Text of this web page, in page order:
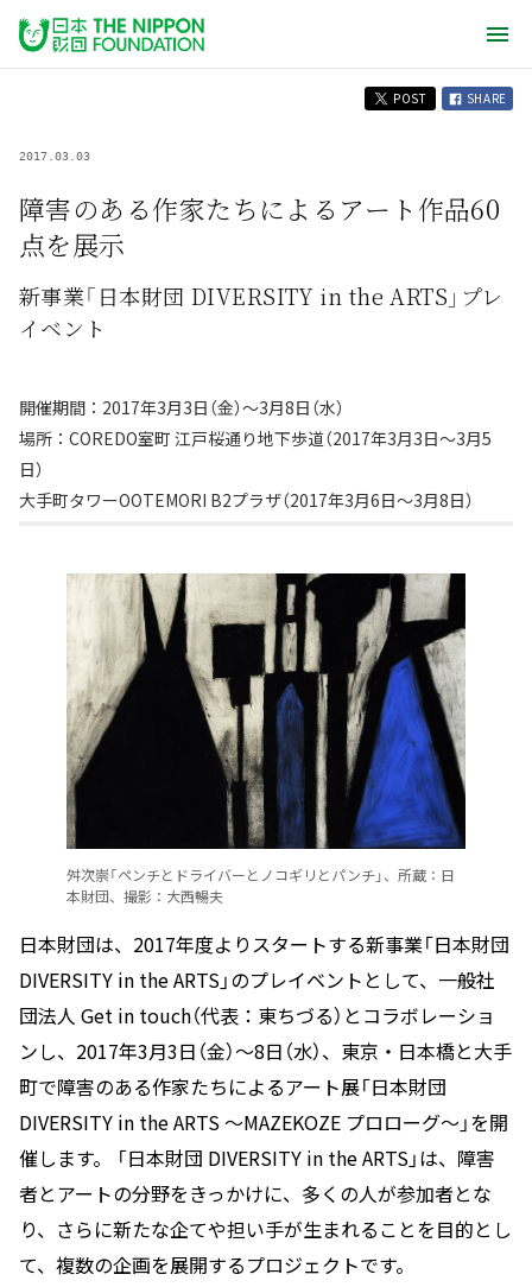
POST SHARE
2017.03.03
障害のある作家たちによるアート作品60
点を展示
新事業「日本財団 DIVERSITY in the ARTS」プレ
イベント
開催期間：2017年3月3日（金）～3月8日（水）
場所：COREDO室町 江戸桜通り地下歩道（2017年3月3日～3月5
日）
大手町タワーOOTEMORI B2プラザ（2017年3月6日～3月8日）
舛次崇「ペンチとドライバーとノコギリとパンチ」、所蔵：日
本財団、撮影：大西暢夫
日本財団は、2017年度よりスタートする新事業「日本財団
DIVERSITY in the ARTS」のプレイベントとして、一般社
団法人 Get in touch（代表：東ちづる）とコラボレーショ
ンし、2017年3月3日（金）～8日（水）、東京・日本橋と大手
町で障害のある作家たちによるアート展「日本財団
DIVERSITY in the ARTS 〜MAZEKOZE プロローグ〜」を開
催します。 「日本財団 DIVERSITY in the ARTS」は、障害
者とアートの分野をきっかけに、多くの人が参加者とな
り、さらに新たな企てや担い手が生まれることを目的とし
て、複数の企画を展開するプロジェクトです。